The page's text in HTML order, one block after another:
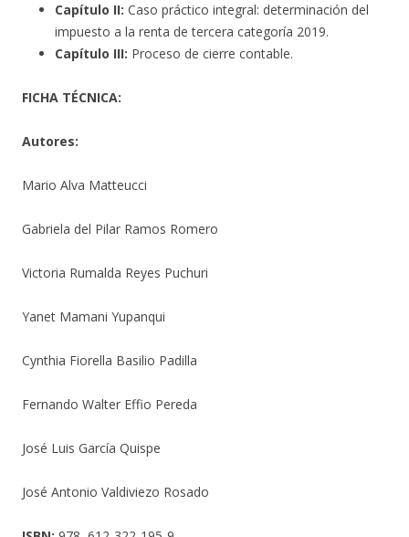
Capítulo II: Caso práctico integral: determinación del
impuesto a la renta de tercera categoría 2019.
Capítulo III: Proceso de cierre contable.
FICHA TÉCNICA:
Autores:
Mario Alva Matteucci
Gabriela del Pilar Ramos Romero
Victoria Rumalda Reyes Puchuri
Yanet Mamani Yupanqui
Cynthia Fiorella Basilio Padilla
Fernando Walter Effio Pereda
José Luis García Quispe
José Antonio Valdiviezo Rosado